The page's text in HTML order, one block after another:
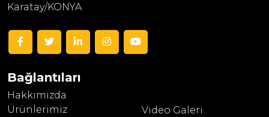
Karatay/KONYA
Bağlantıları
Hakkımızda
Ürünlerimiz
Video Galeri